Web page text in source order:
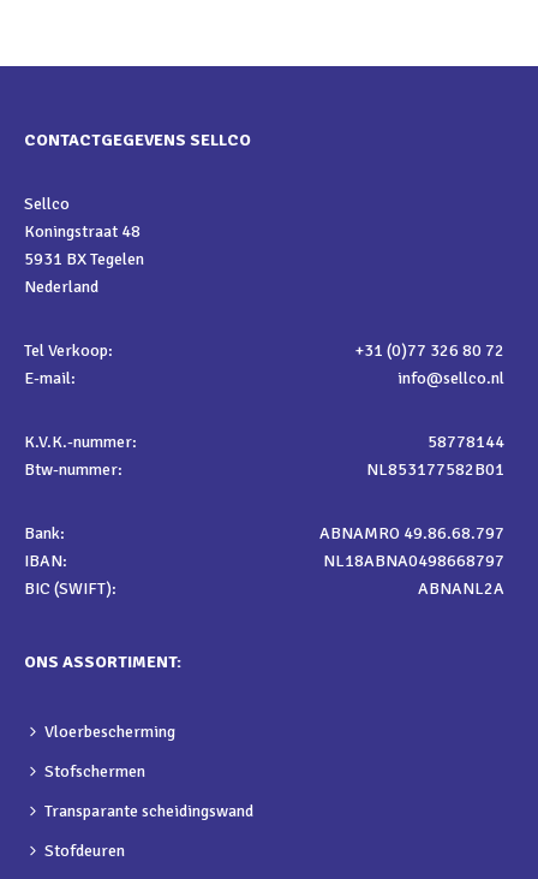
CONTACTGEGEVENS SELLCO
Sellco
Koningstraat 48
5931 BX Tegelen
Nederland
Tel Verkoop:
+31 (0)77 326 80 72
E-mail:
info@sellco.nl
K.V.K.-nummer:
58778144
Btw-nummer:
NL853177582B01
Bank:
ABNAMRO 49.86.68.797
IBAN:
NL18ABNA0498668797
BIC (SWIFT):
ABNANL2A
ONS ASSORTIMENT:
Vloerbescherming
Stofschermen
Transparante scheidingswand
Stofdeuren